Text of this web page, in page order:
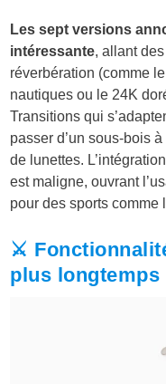
Les sept versions
intéressante, allant
réverbération (comme
nautiques ou le 24K
Transitions qui
passer d’un sous-bois
de lunettes.
est maligne, ouvrant
pour des sports comme
⚔️
plus longtemps